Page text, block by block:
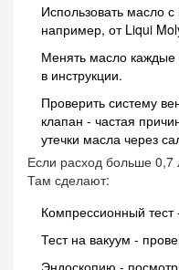
Использовать масло
например, от Liqui
Менять масло каждые
в инструкции.
Проверить систему
клапан - частая
утечки масла через
Если расход больше 0,7
Там сделают:
Компрессионный тест
Тест на вакуум -
Эндоскопию -